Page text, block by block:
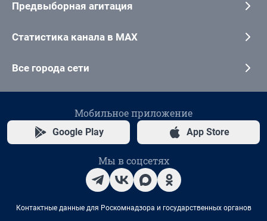
Предвыборная агитация
Статистика канала в MAX
Все города сети
Мобильное приложение
Google Play App Store
Мы в соцсетях
Контактные данные для Роскомнадзора и государственных органов